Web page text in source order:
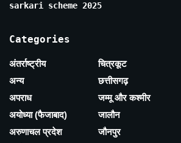
sarkari scheme 2025
Categories
अंतर्राष्ट्रीय
अन्य
अपराध
अयोध्या (फैजाबाद)
अरुणाचल प्रदेश
चित्रकूट
छत्तीसगढ़
जम्मू और कश्मीर
जालौन
जौनपुर